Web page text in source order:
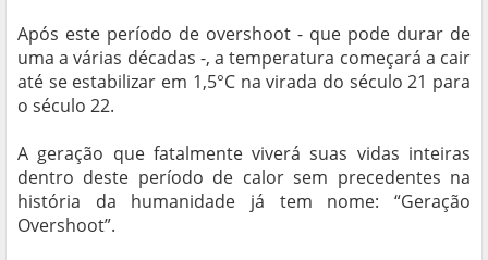
Após este período de overshoot - que pode durar de
uma a várias décadas -, a temperatura começará a cair
até se estabilizar em 1,5°C na virada do século 21 para
o século 22.
A geração que fatalmente viverá suas vidas inteiras
dentro deste período de calor sem precedentes na
história da humanidade já tem nome: “Geração
Overshoot”.